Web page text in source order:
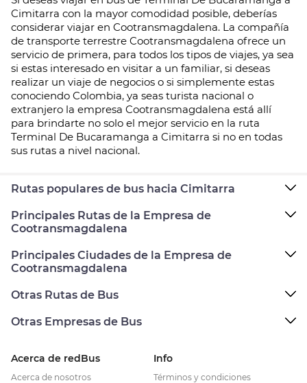
Cimitarra con la mayor comodidad posible, deberías
considerar viajar en Cootransmagdalena. La compañía
de transporte terrestre Cootransmagdalena ofrece un
servicio de primera, para todos los tipos de viajes, ya sea
si estas interesado en visitar a un familiar, si deseas
realizar un viaje de negocios o si simplemente estas
conociendo Colombia, ya seas turista nacional o
extranjero la empresa Cootransmagdalena está allí
para brindarte no solo el mejor servicio en la ruta
Terminal De Bucaramanga a Cimitarra si no en todas
sus rutas a nivel nacional.
Rutas populares de bus hacia Cimitarra
Principales Rutas de la Empresa de
Cootransmagdalena
Principales Ciudades de la Empresa de
Cootransmagdalena
Otras Rutas de Bus
Otras Empresas de Bus
Acerca de redBus
Acerca de nosotros
Info
Términos y condiciones